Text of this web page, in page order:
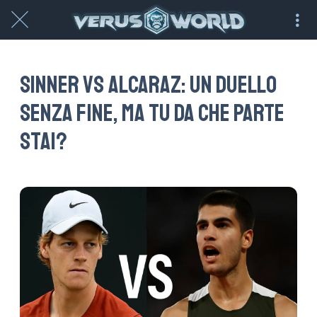
Sinner vs Alcaraz: un duello
senza fine, ma tu da che parte
stai?